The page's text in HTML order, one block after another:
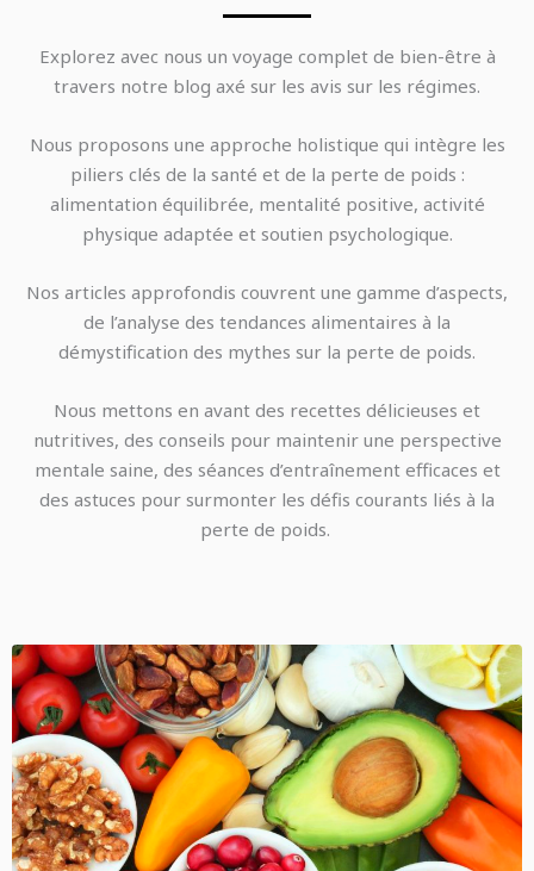
Explorez avec nous un voyage complet de bien-être à
travers notre blog axé sur les avis sur les régimes.
Nous proposons une approche holistique qui intègre les
piliers clés de la santé et de la perte de poids :
alimentation équilibrée, mentalité positive, activité
physique adaptée et soutien psychologique.
Nos articles approfondis couvrent une gamme d’aspects,
de l’analyse des tendances alimentaires à la
démystification des mythes sur la perte de poids.
Nous mettons en avant des recettes délicieuses et
nutritives, des conseils pour maintenir une perspective
mentale saine, des séances d’entraînement efficaces et
des astuces pour surmonter les défis courants liés à la
perte de poids.